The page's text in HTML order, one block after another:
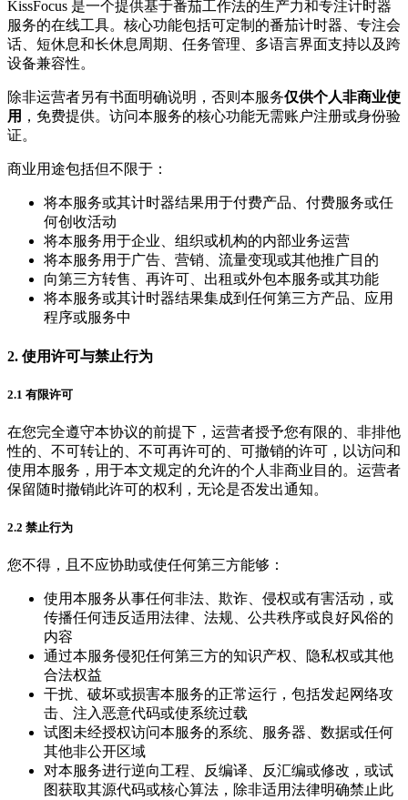
KissFocus 是一个提供基于番茄工作法的生产力和专注计时器
服务的在线工具。核心功能包括可定制的番茄计时器、专注会
话、短休息和长休息周期、任务管理、多语言界面支持以及跨
设备兼容性。
除非运营者另有书面明确说明，否则本服务仅供个人非商业使
用 ，免费提供。访问本服务的核心功能无需账户注册或身份验
证。
商业用途包括但不限于：
将本服务或其计时器结果用于付费产品、付费服务或任
何创收活动
将本服务用于企业、组织或机构的内部业务运营
将本服务用于广告、营销、流量变现或其他推广目的
向第三方转售、再许可、出租或外包本服务或其功能
将本服务或其计时器结果集成到任何第三方产品、应用
程序或服务中
2. 使用许可与禁止行为
2.1 有限许可
在您完全遵守本协议的前提下，运营者授予您有限的、非排他
性的、不可转让的、不可再许可的、可撤销的许可，以访问和
使用本服务，用于本文规定的允许的个人非商业目的。运营者
保留随时撤销此许可的权利，无论是否发出通知。
2.2 禁止行为
您不得，且不应协助或使任何第三方能够：
使用本服务从事任何非法、欺诈、侵权或有害活动，或
传播任何违反适用法律、法规、公共秩序或良好风俗的
内容
通过本服务侵犯任何第三方的知识产权、隐私权或其他
合法权益
干扰、破坏或损害本服务的正常运行，包括发起网络攻
击、注入恶意代码或使系统过载
试图未经授权访问本服务的系统、服务器、数据或任何
其他非公开区域
对本服务进行逆向工程、反编译、反汇编或修改，或试
图获取其源代码或核心算法，除非适用法律明确禁止此